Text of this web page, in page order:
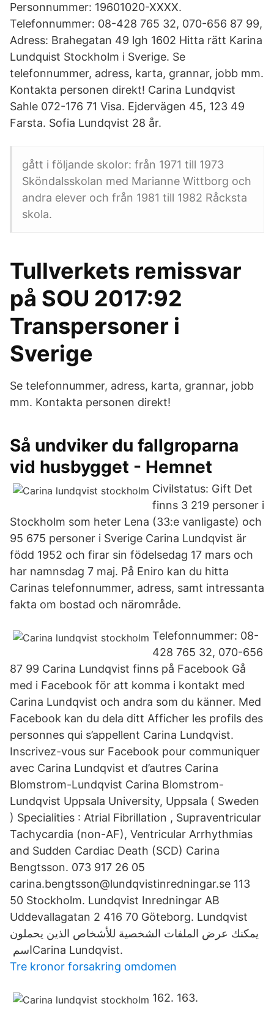
Personnummer: 19601020-XXXX.
Telefonnummer: 08-428 765 32, 070-656 87 99,
Adress: Brahegatan 49 lgh 1602 Hitta rätt Karina
Lundquist Stockholm i Sverige. Se
telefonnummer, adress, karta, grannar, jobb mm.
Kontakta personen direkt! Carina Lundqvist
Sahle 072-176 71 Visa. Ejdervägen 45, 123 49
Farsta. Sofia Lundqvist 28 år.
gått i följande skolor: från 1971 till 1973
Sköndalsskolan med Marianne Wittborg och
andra elever och från 1981 till 1982 Råcksta
skola.
Tullverkets remissvar
på SOU 2017:92
Transpersoner i
Sverige
Se telefonnummer, adress, karta, grannar, jobb
mm. Kontakta personen direkt!
Så undviker du fallgroparna
vid husbygget - Hemnet
Civilstatus: Gift Det
finns 3 219 personer i
Stockholm som heter Lena (33:e vanligaste) och
95 675 personer i Sverige Carina Lundqvist är
född 1952 och firar sin födelsedag 17 mars och
har namnsdag 7 maj. På Eniro kan du hitta
Carinas telefonnummer, adress, samt intressanta
fakta om bostad och närområde.
Telefonnummer: 08-
428 765 32, 070-656
87 99 Carina Lundqvist finns på Facebook Gå
med i Facebook för att komma i kontakt med
Carina Lundqvist och andra som du känner. Med
Facebook kan du dela ditt Afficher les profils des
personnes qui s’appellent Carina Lundqvist.
Inscrivez-vous sur Facebook pour communiquer
avec Carina Lundqvist et d’autres Carina
Blomstrom-Lundqvist Carina Blomstrom-
Lundqvist Uppsala University, Uppsala ( Sweden
) Specialities : Atrial Fibrillation , Supraventricular
Tachycardia (non-AF), Ventricular Arrhythmias
and Sudden Cardiac Death (SCD) Carina
Bengtsson. 073 917 26 05
carina.bengtsson@lundqvistinredningar.se 113
50 Stockholm. Lundqvist Inredningar AB
Uddevallagatan 2 416 70 Göteborg. Lundqvist
يمكنك عرض الملفات الشخصية للأشخاص الذين يحملون
اسم ‏‎Carina Lundqvist‎‏.
Tre kronor forsakring omdomen
162. 163.